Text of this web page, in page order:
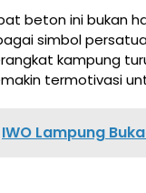
beton ini bukan
simbol
kampung
termotivasi
IWO Lampung